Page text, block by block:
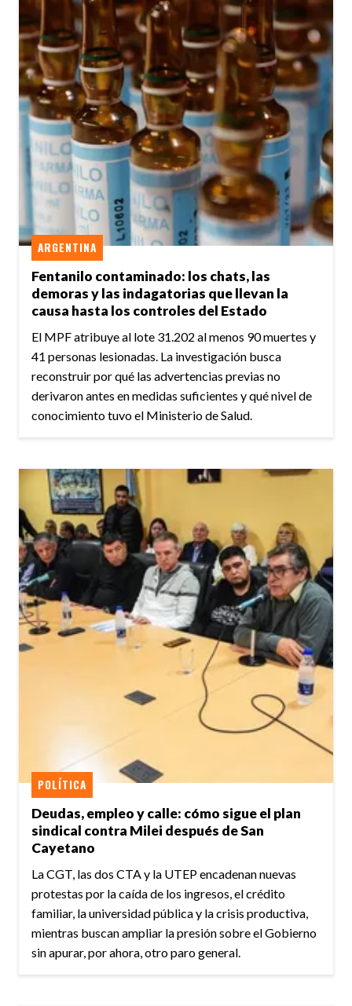
Fentanilo contaminado: los chats, las
demoras y las indagatorias que llevan la
causa hasta los controles del Estado
ARGENTINA
El MPF atribuye al lote 31.202 al menos 90 muertes y
41 personas lesionadas. La investigación busca
reconstruir por qué las advertencias previas no
derivaron antes en medidas suficientes y qué nivel de
conocimiento tuvo el Ministerio de Salud.
Deudas, empleo y calle: cómo sigue el plan
sindical contra Milei después de San
Cayetano
POLÍTICA
La CGT, las dos CTA y la UTEP encadenan nuevas
protestas por la caída de los ingresos, el crédito
familiar, la universidad pública y la crisis productiva,
mientras buscan ampliar la presión sobre el Gobierno
sin apurar, por ahora, otro paro general.